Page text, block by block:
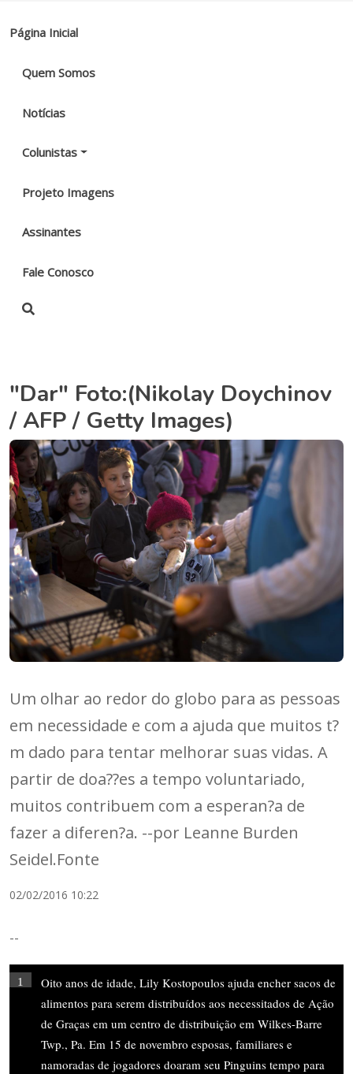
Página Inicial
Quem Somos
Notícias
Colunistas
Projeto Imagens
Assinantes
Fale Conosco
"Dar" Foto:(Nikolay Doychinov
/ AFP / Getty Images)
Um olhar ao redor do globo para as pessoas
em necessidade e com a ajuda que muitos t?
m dado para tentar melhorar suas vidas. A
partir de doa??es a tempo voluntariado,
muitos contribuem com a esperan?a de
fazer a diferen?a. --por Leanne Burden
Seidel.Fonte
02/02/2016 10:22
--
1
Oito anos de idade, Lily Kostopoulos ajuda encher sacos de
alimentos para serem distribuídos aos necessitados de Ação
de Graças em um centro de distribuição em Wilkes-Barre
Twp., Pa. Em 15 de novembro esposas, familiares e
namoradas de jogadores doaram seu Pinguins tempo para